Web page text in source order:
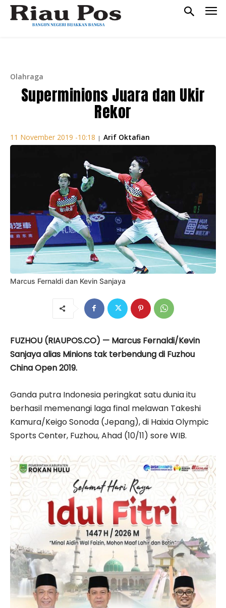
Olahraga
Superminions Juara dan Ukir
Rekor
11 November 2019 -10:18 | Arif Oktafian
Marcus Fernaldi dan Kevin Sanjaya
FUZHOU (RIAUPOS.CO) — Marcus Fernaldi/Kevin
Sanjaya alias Minions tak terbendung di Fuzhou
China Open 2019.
Ganda putra Indonesia peringkat satu dunia itu
berhasil memenangi laga final melawan Takeshi
Kamura/Keigo Sonoda (Jepang), di Haixia Olympic
Sports Center, Fuzhou, Ahad (10/11) sore WIB.